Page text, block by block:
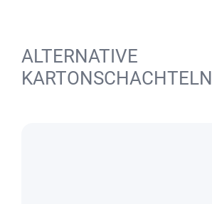
ALTERNATIVE
KARTONSCHACHTELN